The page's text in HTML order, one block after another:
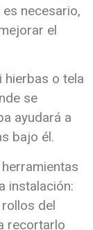
necesario,
el
hierbas o tela
se
ayudará a
bajo él.
instalación:
del
recortarlo